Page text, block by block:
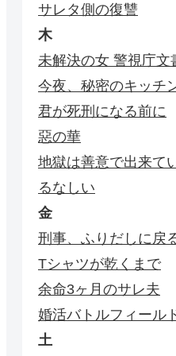
サレタ側の復讐
木
未解決の女 警視庁文
今夜、秘密のキッチ
君が死刑になる前に
惡の華
地獄は善意で出来て
るなしい
金
刑事、ふりだしに戻
Tシャツが乾くまで
余命3ヶ月のサレ夫
婚活バトルフィール
土